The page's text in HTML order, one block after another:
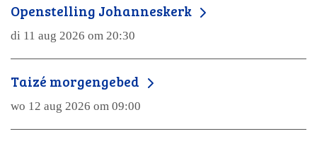
Openstelling Johanneskerk
di 11 aug 2026 om 20:30
Taizé morgengebed
wo 12 aug 2026 om 09:00